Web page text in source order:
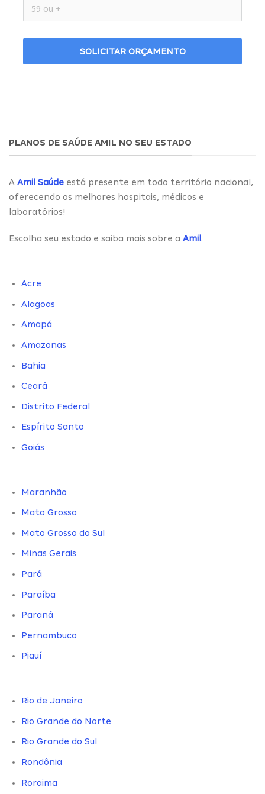
SOLICITAR ORÇAMENTO
PLANOS DE SAÚDE AMIL NO SEU ESTADO
A Amil Saúde está presente em todo território nacional,
oferecendo os melhores hospitais, médicos e
laboratórios!
Escolha seu estado e saiba mais sobre a Amil .
Acre
Alagoas
Amapá
Amazonas
Bahia
Ceará
Distrito Federal
Espírito Santo
Goiás
Maranhão
Mato Grosso
Mato Grosso do Sul
Minas Gerais
Pará
Paraíba
Paraná
Pernambuco
Piauí
Rio de Janeiro
Rio Grande do Norte
Rio Grande do Sul
Rondônia
Roraima